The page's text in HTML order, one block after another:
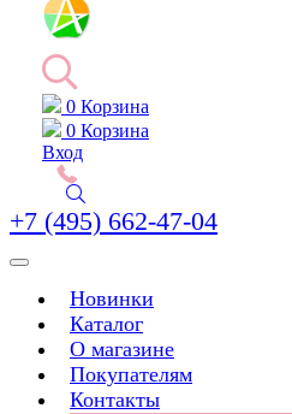
0 Корзина
0 Корзина
Вход
+7 (495) 662-47-04
Toggle
navigationНовинки
Каталог
О магазине
Покупателям
Контакты